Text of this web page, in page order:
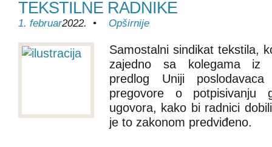
TEKSTILNE RADNIKE
1. februar2022. • Opširnije
Samostalni sindikat tekstila,
zajedno sa kolegama iz
predlog Uniji
pregovore o potpisivanju
ugovora, kako bi radnici
je to zakonom predviđeno.